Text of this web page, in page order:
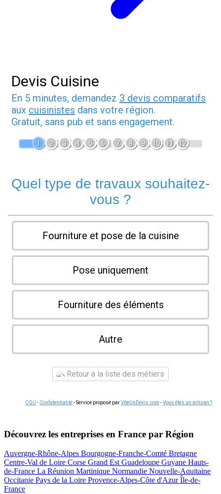
Devis Cuisine
En 5 minutes, demandez 3 devis comparatifs
aux cuisinistes dans votre région.
Gratuit, sans pub et sans engagement.
1 2 3 4 5 6 7 8 9 10 11 12
Quel type de travaux souhaitez-
vous ?
Fourniture et pose de la cuisine
Pose uniquement
Fourniture des éléments
Autre
Retour à la liste des métiers
CGU - Confidentialité- Service proposé parViteUnDevis.com -Vous êtes un artisan ?
Découvrez les entreprises en France par Région
Auvergne-Rhône-Alpes Bourgogne-Franche-Comté Bretagne
Centre-Val de Loire Corse Grand Est Guadeloupe Guyane Hauts-
de-France La Réunion Martinique Normandie Nouvelle-Aquitaine
Occitanie Pays de la Loire Provence-Alpes-Côte d'AzurÎle-de-
France